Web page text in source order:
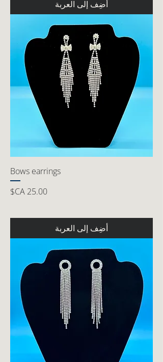
أضِف إلى العربة
Bows earrings
السعر
أضِف إلى العربة